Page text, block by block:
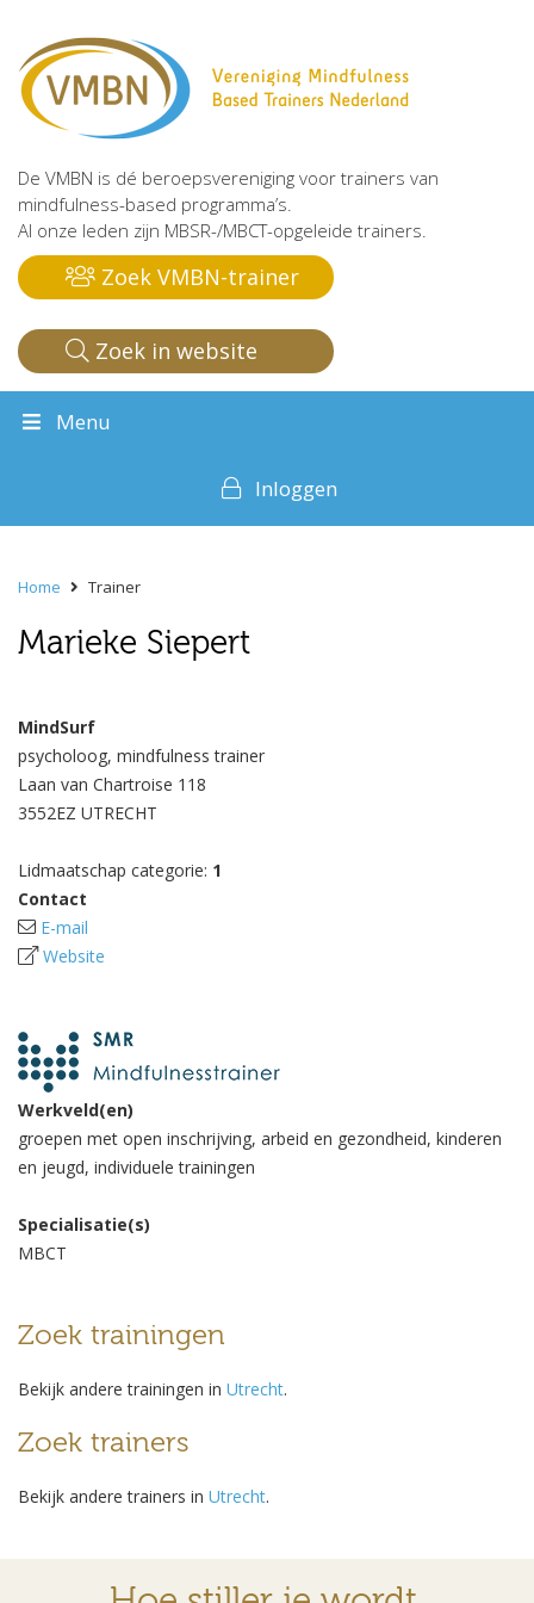
De VMBN is dé beroepsvereniging voor trainers van
mindfulness-based programma’s.
Al onze leden zijn MBSR-/MBCT-opgeleide trainers.
Zoek VMBN-trainer
Zoek in website
Menu
Inloggen
Home Trainer
Marieke Siepert
MindSurf
psycholoog, mindfulness trainer
Laan van Chartroise 118
3552EZ UTRECHT
Lidmaatschap categorie: 1
Contact
E-mail
Website
Werkveld(en)
groepen met open inschrijving, arbeid en gezondheid, kinderen
en jeugd, individuele trainingen
Specialisatie(s)
MBCT
Zoek trainingen
Bekijk andere trainingen in Utrecht.
Zoek trainers
Bekijk andere trainers in Utrecht.